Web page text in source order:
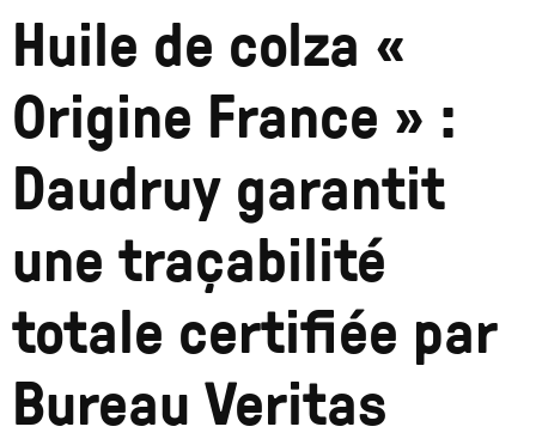
Huile de colza «
Origine France » :
Daudruy garantit
une traçabilité
totale certifiée par
Bureau Veritas